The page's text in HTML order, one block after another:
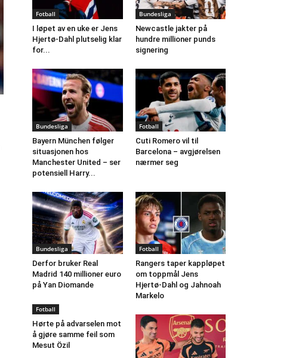
Fotball
I løpet av en uke er Jens
Hjertø-Dahl plutselig klar
for...
Bundesliga
Newcastle jakter på
hundre millioner punds
signering
Bundesliga
Bayern München følger
situasjonen hos
Manchester United – ser
potensiell Harry...
Fotball
Cuti Romero vil til
Barcelona – avgjørelsen
nærmer seg
Bundesliga
Derfor bruker Real
Madrid 140 millioner euro
på Yan Diomande
Fotball
Rangers taper kappløpet
om toppmål Jens
Hjertø-Dahl og Jahnoah
Markelo
Fotball
Hørte på advarselen mot
å gjøre samme feil som
Mesut Özil